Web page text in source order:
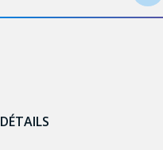
DÉTAILS